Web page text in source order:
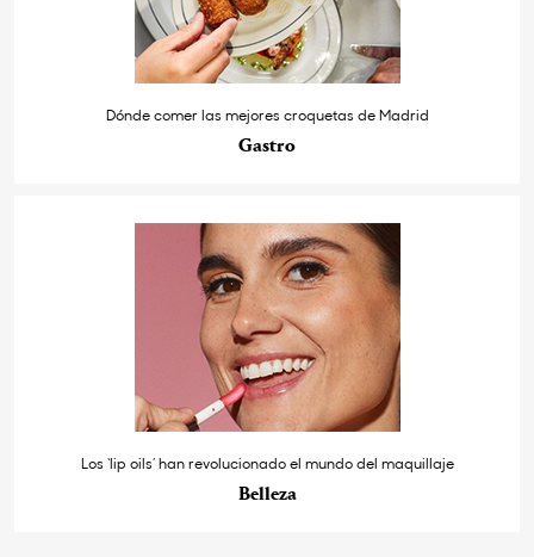
Dónde comer las mejores croquetas de Madrid
Gastro
Los ‘lip oils’ han revolucionado el mundo del maquillaje
Belleza